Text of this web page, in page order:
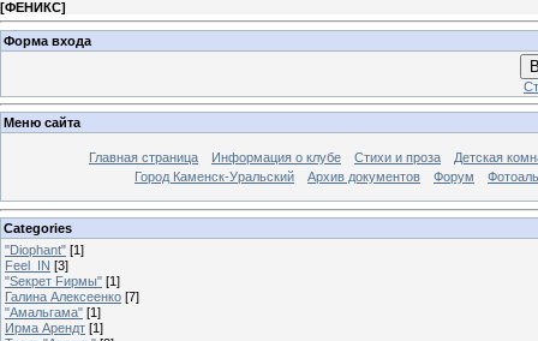
[ФЕНИКС]
Форма входа
Меню сайта
Главная страница Информация о клубе Стихи и проза
Детская
Город Каменск-Уральский
Архив документов Форум
Categories
"Diophant" [1]
Feel_IN [3]
"Sекрет Fирмы" [1]
Галина Алексеенко [7]
"Амальгама" [1]
Ирма Арендт [1]